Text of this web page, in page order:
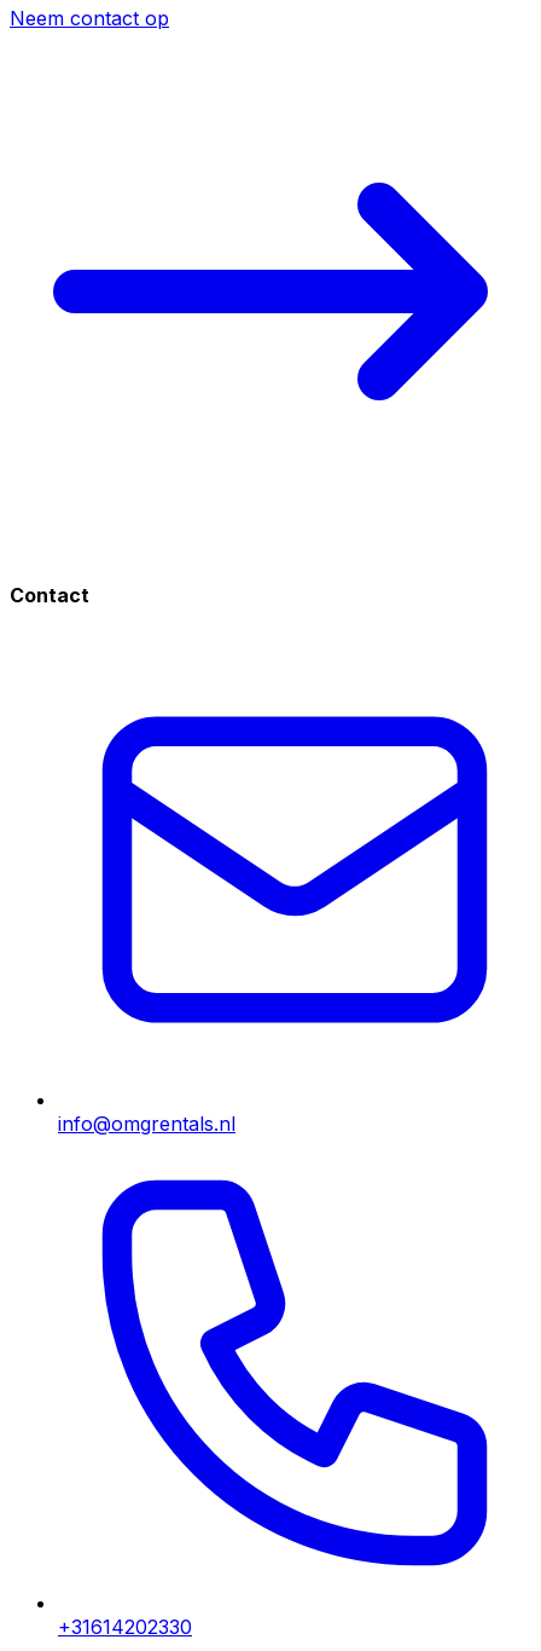
Neem contact op
Contact
info@omgrentals.nl
+31614202330